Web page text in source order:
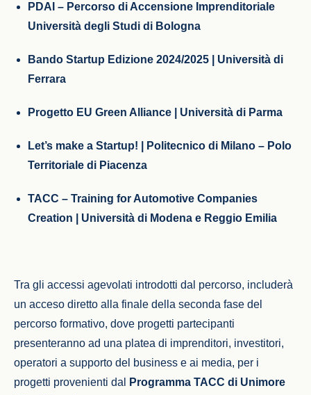
PDAI – Percorso di Accensione Imprenditoriale
Università degli Studi di Bologna
Bando Startup Edizione 2024/2025 | Università di
Ferrara
Progetto EU Green Alliance | Università di Parma
Let’s make a Startup! | Politecnico di Milano – Polo
Territoriale di Piacenza
TACC – Training for Automotive Companies
Creation | Università di Modena e Reggio Emilia
Tra gli accessi agevolati introdotti dal percorso, includerà
un acceso diretto alla finale della seconda fase del
percorso formativo, dove progetti partecipanti
presenteranno ad una platea di imprenditori, investitori,
operatori a supporto del business e ai media, per i
progetti provenienti dal
Programma TACC di Unimore